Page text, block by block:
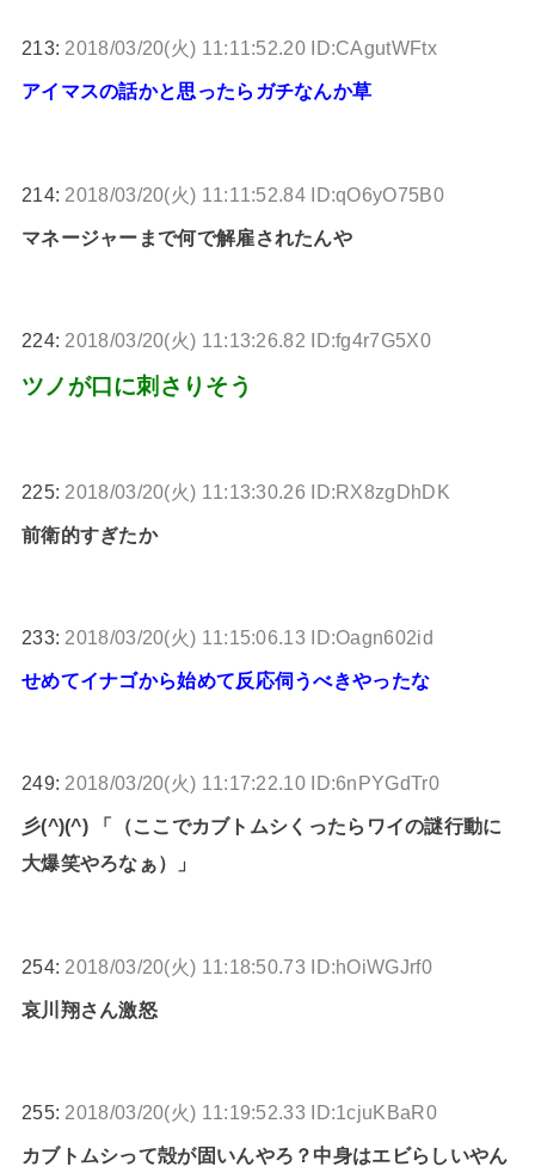
213: 2018/03/20(火) 11:11:52.20 ID:CAgutWFtx
アイマスの話かと思ったらガチなんか草
214: 2018/03/20(火) 11:11:52.84 ID:qO6yO75B0
マネージャーまで何で解雇されたんや
224: 2018/03/20(火) 11:13:26.82 ID:fg4r7G5X0
ツノが口に刺さりそう
225: 2018/03/20(火) 11:13:30.26 ID:RX8zgDhDK
前衛的すぎたか
233: 2018/03/20(火) 11:15:06.13 ID:Oagn602id
せめてイナゴから始めて反応伺うべきやったな
249: 2018/03/20(火) 11:17:22.10 ID:6nPYGdTr0
彡(^)(^) 「（ここでカブトムシくったらワイの謎行動に
大爆笑やろなぁ）」
254: 2018/03/20(火) 11:18:50.73 ID:hOiWGJrf0
哀川翔さん激怒
255: 2018/03/20(火) 11:19:52.33 ID:1cjuKBaR0
カブトムシって殻が固いんやろ？中身はエビらしいやん